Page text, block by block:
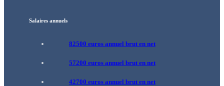
Salaires annuels
82500 euros annuel brut en net
57200 euros annuel brut en net
42700 euros annuel brut en net